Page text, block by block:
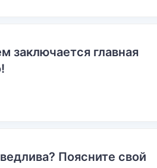
заключается главная
Поясните свой